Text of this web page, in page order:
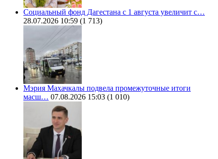
Социальный фонд Дагестана с 1 августа увеличит с…
28.07.2026 10:59 (1 713)
Мэрия Махачкалы подвела промежуточные итоги
масш… 07.08.2026 15:03 (1 010)